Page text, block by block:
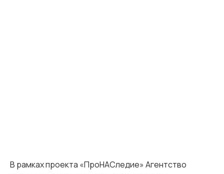
В рамках проекта «ПроНАСледие» Агентство